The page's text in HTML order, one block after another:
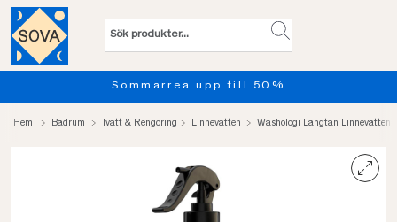
Sommarrea upp till 50%
Hem Badrum Tvätt & Rengöring Linnevatten Washologi Längtan Linnevatten